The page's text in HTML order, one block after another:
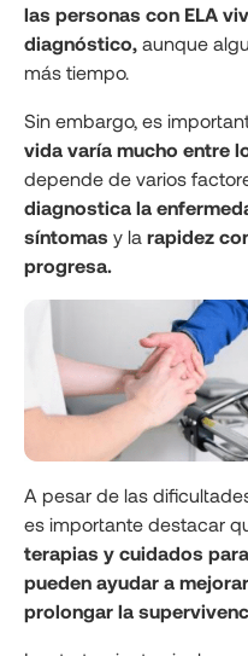
las personas con ELA
diagnóstico, aunque
más tiempo.
Sin embargo, es
vida varía mucho entre
depende de varios
diagnostica la
síntomas y la rapidez
progresa.
A pesar de las
es importante destacar
terapias y cuidados
pueden ayudar a
prolongar la